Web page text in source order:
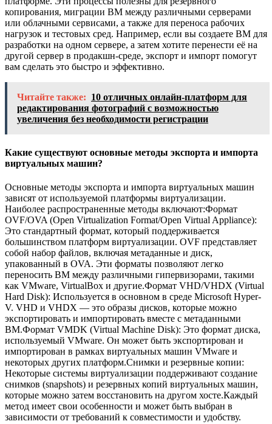
копирования, миграции ВМ между различными серверами
или облачными сервисами, а также для переноса рабочих
нагрузок и тестовых сред. Например, если вы создаете ВМ для
разработки на одном сервере, а затем хотите перенести её на
другой сервер в продакшн-среде, экспорт и импорт помогут
вам сделать это быстро и эффективно.
Читайте также: 10 отличных онлайн-платформ для
редактирования фотографий с возможностью
увеличения без необходимости регистрации
Какие существуют основные методы экспорта и импорта
виртуальных машин?
Основные методы экспорта и импорта виртуальных машин
зависят от используемой платформы виртуализации.
Наиболее распространенные методы включают:Формат
OVF/OVA (Open Virtualization Format/Open Virtual Appliance):
Это стандартный формат, который поддерживается
большинством платформ виртуализации. OVF представляет
собой набор файлов, включая метаданные и диск,
упакованный в OVA. Эти форматы позволяют легко
переносить ВМ между различными гипервизорами, такими
как VMware, VirtualBox и другие.Формат VHD/VHDX (Virtual
Hard Disk): Используется в основном в среде Microsoft Hyper-
V. VHD и VHDX — это образы дисков, которые можно
экспортировать и импортировать вместе с метаданными
ВМ.Формат VMDK (Virtual Machine Disk): Это формат диска,
используемый VMware. Он может быть экспортирован и
импортирован в рамках виртуальных машин VMware и
некоторых других платформ.Снимки и резервные копии:
Некоторые системы виртуализации поддерживают создание
снимков (snapshots) и резервных копий виртуальных машин,
которые можно затем восстановить на другом хосте.Каждый
метод имеет свои особенности и может быть выбран в
зависимости от требований к совместимости и удобству.